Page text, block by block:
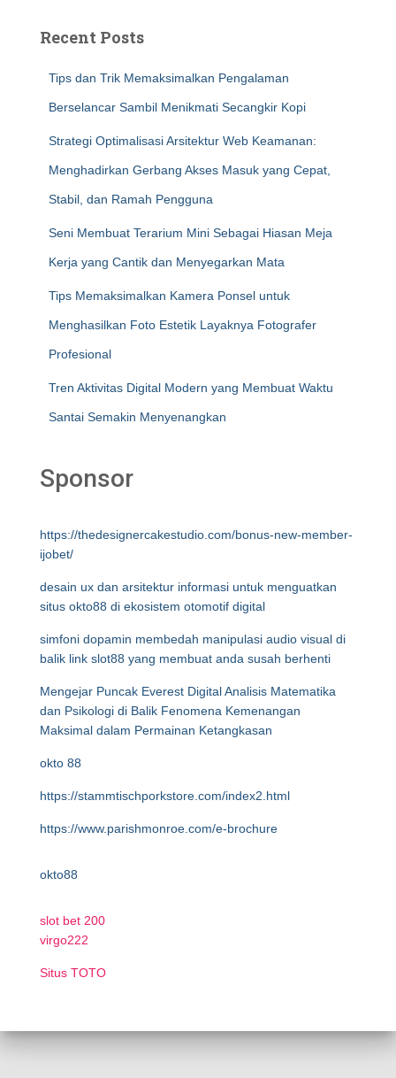
Recent Posts
Tips dan Trik Memaksimalkan Pengalaman
Berselancar Sambil Menikmati Secangkir Kopi
Strategi Optimalisasi Arsitektur Web Keamanan:
Menghadirkan Gerbang Akses Masuk yang Cepat,
Stabil, dan Ramah Pengguna
Seni Membuat Terarium Mini Sebagai Hiasan Meja
Kerja yang Cantik dan Menyegarkan Mata
Tips Memaksimalkan Kamera Ponsel untuk
Menghasilkan Foto Estetik Layaknya Fotografer
Profesional
Tren Aktivitas Digital Modern yang Membuat Waktu
Santai Semakin Menyenangkan
Sponsor
https://thedesignercakestudio.com/bonus-new-member-
ijobet/
desain ux dan arsitektur informasi untuk menguatkan
situs okto88 di ekosistem otomotif digital
simfoni dopamin membedah manipulasi audio visual di
balik link slot88 yang membuat anda susah berhenti
Mengejar Puncak Everest Digital Analisis Matematika
dan Psikologi di Balik Fenomena Kemenangan
Maksimal dalam Permainan Ketangkasan
okto 88
https://stammtischporkstore.com/index2.html
https://www.parishmonroe.com/e-brochure
okto88
slot bet 200
virgo222
Situs TOTO